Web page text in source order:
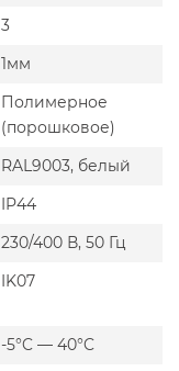
3
1мм
Полимерное
(порошковое)
RAL9003, белый
IP44
230/400 В, 50 Гц
IK07
-5°C — 40°C